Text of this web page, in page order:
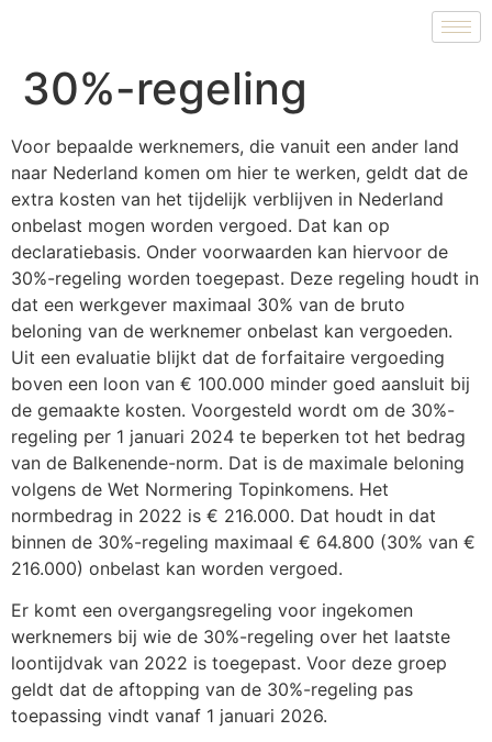
30%-regeling
Voor bepaalde werknemers, die vanuit een ander land
naar Nederland komen om hier te werken, geldt dat de
extra kosten van het tijdelijk verblijven in Nederland
onbelast mogen worden vergoed. Dat kan op
declaratiebasis. Onder voorwaarden kan hiervoor de
30%-regeling worden toegepast. Deze regeling houdt in
dat een werkgever maximaal 30% van de bruto
beloning van de werknemer onbelast kan vergoeden.
Uit een evaluatie blijkt dat de forfaitaire vergoeding
boven een loon van € 100.000 minder goed aansluit bij
de gemaakte kosten. Voorgesteld wordt om de 30%-
regeling per 1 januari 2024 te beperken tot het bedrag
van de Balkenende-norm. Dat is de maximale beloning
volgens de Wet Normering Topinkomens. Het
normbedrag in 2022 is € 216.000. Dat houdt in dat
binnen de 30%-regeling maximaal € 64.800 (30% van €
216.000) onbelast kan worden vergoed.
Er komt een overgangsregeling voor ingekomen
werknemers bij wie de 30%-regeling over het laatste
loontijdvak van 2022 is toegepast. Voor deze groep
geldt dat de aftopping van de 30%-regeling pas
toepassing vindt vanaf 1 januari 2026.